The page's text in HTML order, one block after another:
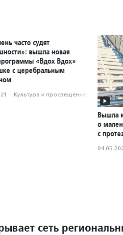
часто судят
вышла новая
«Вдох Вдох»
с церебральным
· Культура и просвещение
Вышла
о
с
сеть